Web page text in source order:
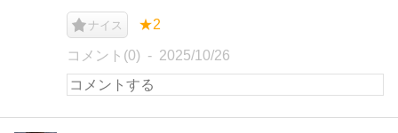
ナイス ★2
コメント(0) 2025/10/26